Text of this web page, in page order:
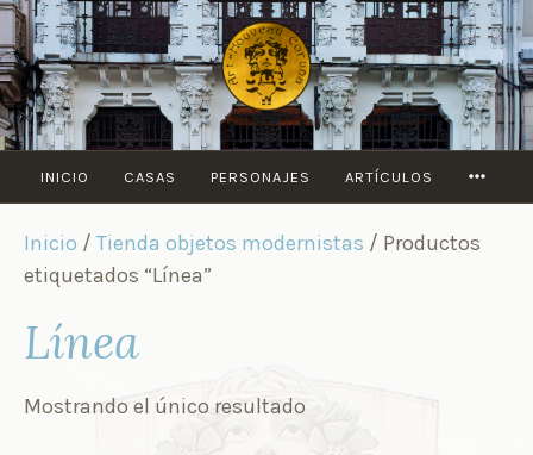
Saltar
al
contenido
INICIO CASAS PERSONAJES ARTÍCULOS
Inicio / Tienda objetos modernistas / Productos
etiquetados “Línea”
Línea
Mostrando el único resultado